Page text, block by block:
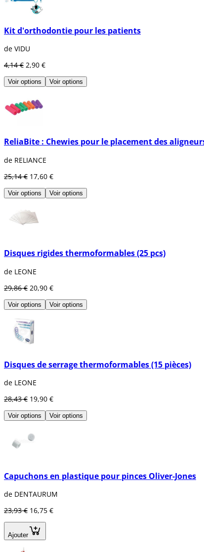
Kit d'orthodontie pour les patients
de VIDU
4,14 € 2,90 €
Voir options Voir options
ReliaBite : Chewies pour le placement des
de RELIANCE
25,14 € 17,60 €
Voir options Voir options
Disques rigides thermoformables (25 pcs)
de LEONE
29,86 € 20,90 €
Voir options Voir options
Disques de serrage thermoformables (15 pièces)
de LEONE
28,43 € 19,90 €
Voir options Voir options
Capuchons en plastique pour pinces Oliver-Jones
de DENTAURUM
23,93 € 16,75 €
Ajouter